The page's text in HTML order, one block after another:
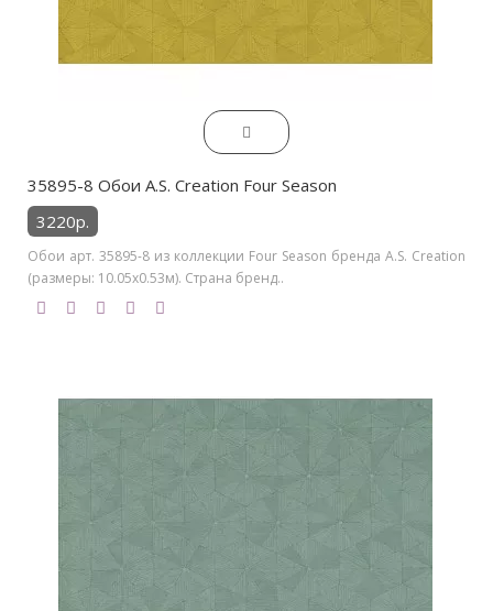
35895-8 Обои A.S. Creation Four Season
3220р.
Обои арт. 35895-8 из коллекции Four Season бренда A.S. Creation
(размеры: 10.05х0.53м). Страна бренд..